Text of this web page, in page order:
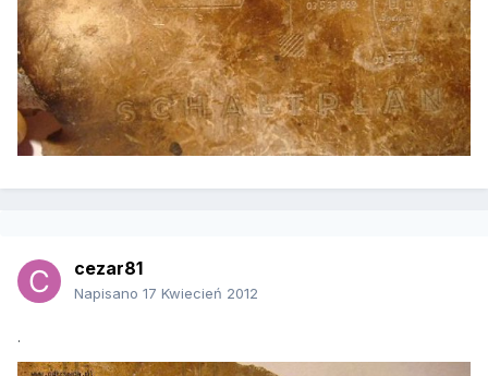
cezar81
Napisano 17 Kwiecień 2012
.